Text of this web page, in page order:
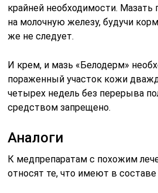
крайней необходимости. Мазать
на молочную железу, будучи
же не следует.
И крем, и мазь «Белодерм»
пораженный участок кожи
четырех недель без перерыва
средством запрещено.
Аналоги
К медпрепаратам с похожим
относят те, что имеют в составе